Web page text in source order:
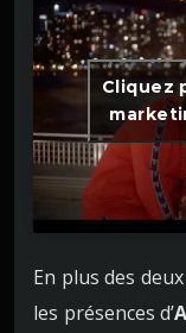
Cliquez
En plus des
les présences d’